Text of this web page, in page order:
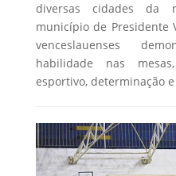
diversas cidades da
município de Presidente
venceslauenses
habilidade nas
esportivo, determinação